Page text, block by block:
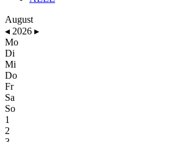
August
◂ 2026 ▸
Mo
Di
Mi
Do
Fr
Sa
So
1
2